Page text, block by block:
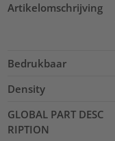
Artikelomschrijving
Bedrukbaar
Density
GLOBAL PART DESC
RIPTION